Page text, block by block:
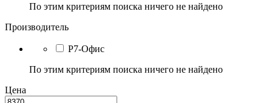
По этим критериям поиска ничего не найдено
Производитель
Р7-Офис
По этим критериям поиска ничего не найдено
Цена